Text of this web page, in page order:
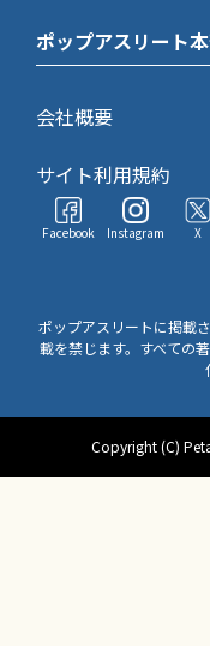
ポップアスリート
会社概要
サイト利用規約
Facebook Instagram X
ポップアスリートに掲載
載を禁じます。すべての
Copyright (C)